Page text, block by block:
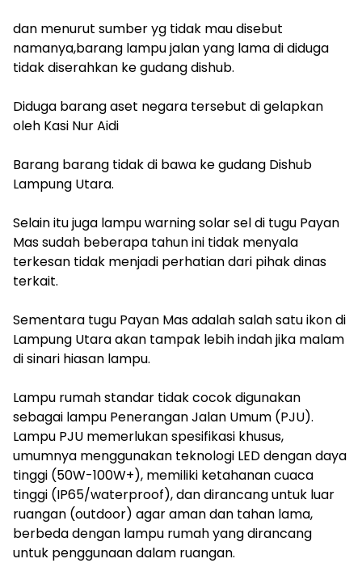
‎dan menurut sumber yg tidak mau disebut
namanya,barang lampu jalan yang lama di diduga
tidak diserahkan ke gudang dishub.
‎Diduga barang aset negara tersebut di gelapkan
oleh Kasi Nur Aidi
‎Barang barang tidak di bawa ke gudang Dishub
Lampung Utara.
‎Selain itu juga lampu warning solar sel di tugu Payan
Mas sudah beberapa tahun ini tidak menyala
terkesan tidak menjadi perhatian dari pihak dinas
terkait.
‎Sementara tugu Payan Mas adalah salah satu ikon di
Lampung Utara akan tampak lebih indah jika malam
di sinari hiasan lampu.
‎Lampu rumah standar tidak cocok digunakan
sebagai lampu Penerangan Jalan Umum (PJU).
Lampu PJU memerlukan spesifikasi khusus,
umumnya menggunakan teknologi LED dengan daya
tinggi (50W-100W+), memiliki ketahanan cuaca
tinggi (IP65/waterproof), dan dirancang untuk luar
ruangan (outdoor) agar aman dan tahan lama,
berbeda dengan lampu rumah yang dirancang
untuk penggunaan dalam ruangan.